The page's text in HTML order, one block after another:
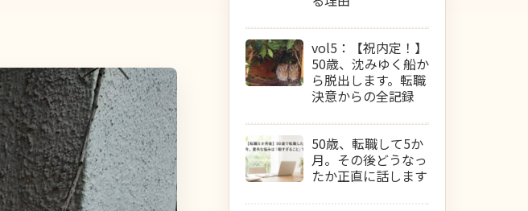
vol5：【祝内定！】
50歳、沈みゆく船か
ら脱出します。転職
決意からの全記録
50歳、転職して5か
月。その後どうなっ
たか正直に話します